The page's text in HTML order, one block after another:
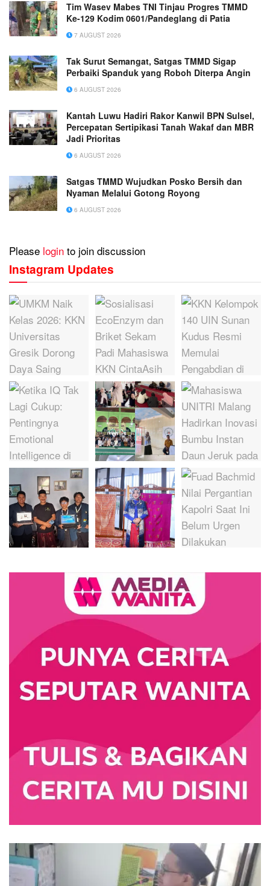
Tim Wasev Mabes TNI Tinjau Progres TMMD
Ke-129 Kodim 0601/Pandeglang di Patia
7 AUGUST 2026
Tak Surut Semangat, Satgas TMMD Sigap
Perbaiki Spanduk yang Roboh Diterpa Angin
6 AUGUST 2026
Kantah Luwu Hadiri Rakor Kanwil BPN Sulsel,
Percepatan Sertipikasi Tanah Wakaf dan MBR
Jadi Prioritas
6 AUGUST 2026
Satgas TMMD Wujudkan Posko Bersih dan
Nyaman Melalui Gotong Royong
6 AUGUST 2026
Please login to join discussion
Instagram Updates